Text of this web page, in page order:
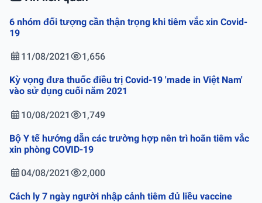
6 nhóm đối tượng cần thận trọng khi tiêm vắc xin Covid-
19
11/08/2021 1,656
Kỳ vọng đưa thuốc điều trị Covid-19 'made in Việt Nam'
vào sử dụng cuối năm 2021
10/08/2021 1,749
Bộ Y tế hướng dẫn các trường hợp nên trì hoãn tiêm vắc
xin phòng COVID-19
04/08/2021 2,000
Cách ly 7 ngày người nhập cảnh tiêm đủ liều vaccine